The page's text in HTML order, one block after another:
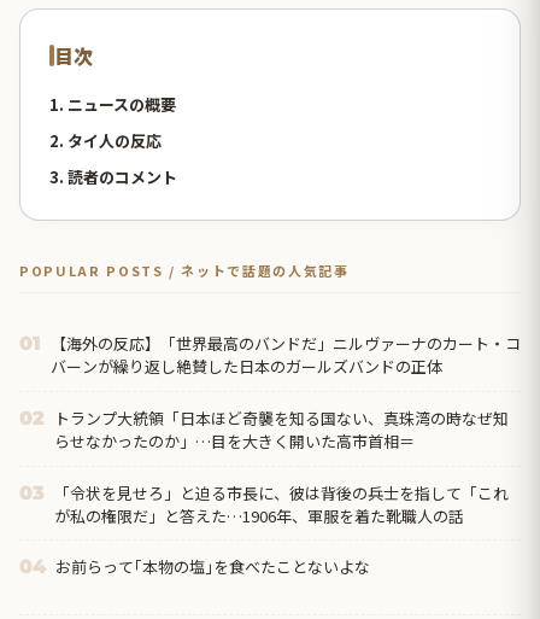
目次
1. ニュースの概要
2. タイ人の反応
3. 読者のコメント
POPULAR POSTS / ネットで話題の人気記事
01
【海外の反応】「世界最高のバンドだ」ニルヴァーナのカート・コ
バーンが繰り返し絶賛した日本のガールズバンドの正体
02
トランプ大統領「日本ほど奇襲を知る国ない、真珠湾の時なぜ知
らせなかったのか」…目を大きく開いた高市首相＝
03
「令状を見せろ」と迫る市長に、彼は背後の兵士を指して「これ
が私の権限だ」と答えた…1906年、軍服を着た靴職人の話
04 お前らって｢本物の塩｣を食べたことないよな